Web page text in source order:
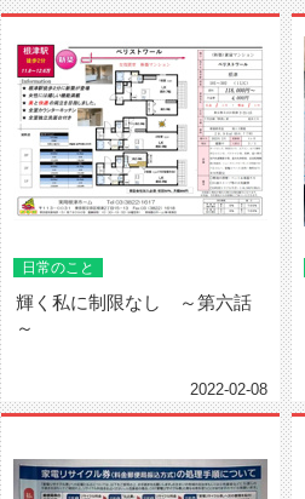
日常のこと
輝く私に制限なし ～第六話
～
2022-02-08